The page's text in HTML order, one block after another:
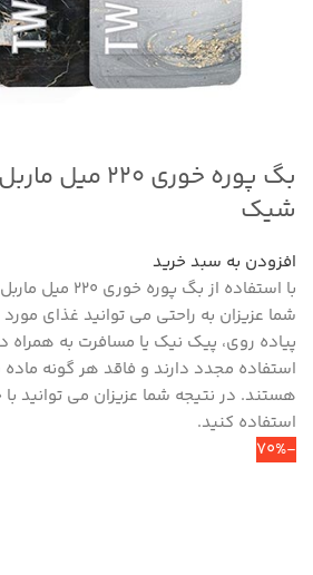
بگ پوره خوری
شیک
افزودن به سبد خرید
با استفاده از بگ
شما عزیزان به راحتی می توانید غذای مورد
پیاده روی، پیک نیک یا مسافرت به همراه
هستند. در نتیجه شما عزیزان می توانید با
استفاده کنید.
-70%